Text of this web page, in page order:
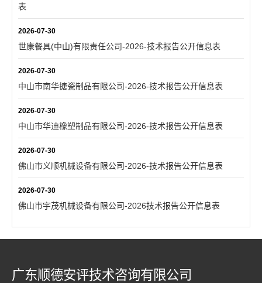
表
2026-07-30
世康餐具(中山)有限责任公司-2026-技术报告公开信息表
2026-07-30
中山市南华搪瓷制品有限公司-2026-技术报告公开信息表
2026-07-30
中山市华迪橡塑制品有限公司-2026-技术报告公开信息表
2026-07-30
佛山市义顺机械设备有限公司-2026-技术报告公开信息表
2026-07-30
佛山市宇茂机械设备有限公司-2026技术报告公开信息表
广东顺德安评技术咨询有限公司